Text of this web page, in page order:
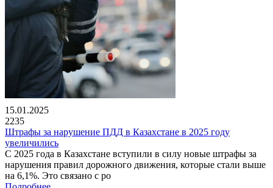
15.01.2025
2235
Штрафы за нарушение ПДД в Казахстане в 2025 году
увеличились
С 2025 года в Казахстане вступили в силу новые штрафы за
нарушения правил дорожного движения, которые стали выше
на 6,1%. Это связано с ро